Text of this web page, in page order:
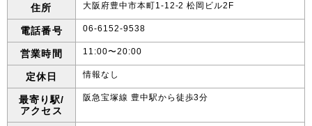
住所 大阪府豊中市本町1-12-2 松岡ビル2F
電話番号 06-6152-9538
営業時間 11:00〜20:00
定休日 情報なし
最寄り駅/
アクセス
阪急宝塚線 豊中駅から徒歩3分